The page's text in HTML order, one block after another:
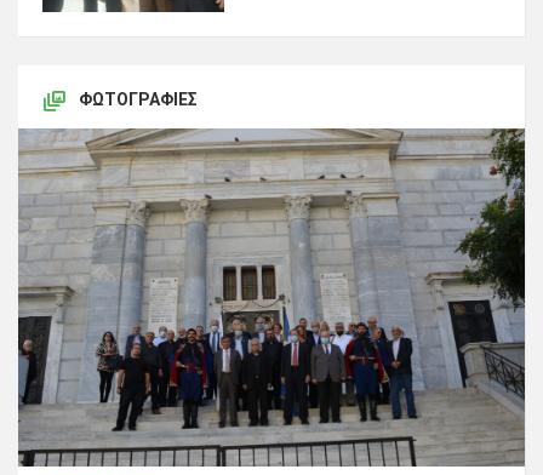
ΦΩΤΟΓΡΑΦΊΕΣ